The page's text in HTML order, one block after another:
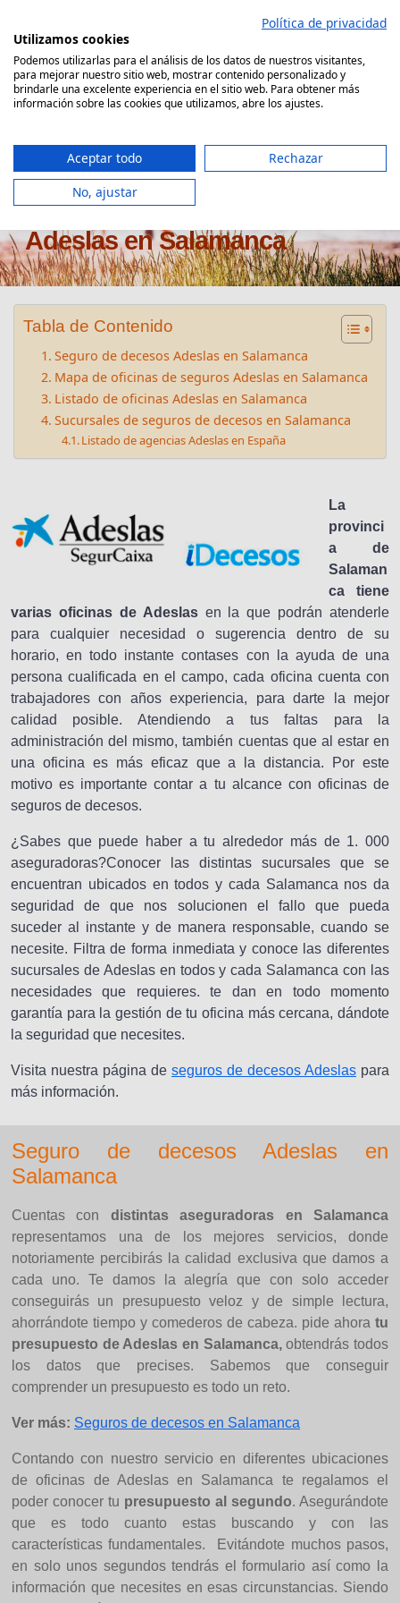
contenido
Comparador Seguro Decesos
Oficinas seguros de decesos
Adeslas en Salamanca
Tabla de Contenido
Seguro de decesos Adeslas en Salamanca
Mapa de oficinas de seguros Adeslas en Salamanca
Listado de oficinas Adeslas en Salamanca
Sucursales de seguros de decesos en Salamanca
Listado de agencias Adeslas en España
La
provinci
a de
Salaman
ca tiene
varias oficinas de Adeslasen la que podrán atenderle
para cualquier necesidad o sugerencia dentro de su
horario, en todo instante contases con la ayuda de una
persona cualificada en el campo, cada oficina cuenta con
trabajadores con años experiencia, para darte la mejor
calidad posible. Atendiendo a tus faltas para la
administración del mismo, también cuentas que al estar en
una oficina es más eficaz que a la distancia. Por este
motivo es importante contar a tu alcance con oficinas de
seguros de decesos.
¿Sabes que puede haber a tu alrededor más de 1. 000
aseguradoras?Conocer las distintas sucursales que se
encuentran ubicados en todos y cada Salamanca nos da
seguridad de que nos solucionen el fallo que pueda
suceder al instante y de manera responsable, cuando se
necesite. Filtra de forma inmediata y conoce las diferentes
sucursales de Adeslas en todos y cada Salamanca con las
necesidades que requieres. te dan en todo momento
garantía para la gestión de tu oficina más cercana, dándote
la seguridad que necesites.
Visita nuestra página de seguros de decesos Adeslas para
más información.
Seguro de decesos Adeslas en
Salamanca
Cuentas con distintas aseguradoras en Salamanca
representamos una de los mejores servicios, donde
notoriamente percibirás la calidad exclusiva que damos a
cada uno. Te damos la alegría que con solo acceder
conseguirás un presupuesto veloz y de simple lectura,
ahorrándote tiempo y comederos de cabeza. pide ahora tu
presupuesto de Adeslas en Salamanca,obtendrás todos
los datos que precises. Sabemos que conseguir
comprender un presupuesto es todo un reto.
Ver más: Seguros de decesos en Salamanca
Contando con nuestro servicio en diferentes ubicaciones
de oficinas de Adeslas en Salamanca te regalamos el
poder conocer tu presupuesto al segundo. Asegurándote
que es todo cuanto estas buscando y con las
características fundamentales. Evitándote muchos pasos,
en solo unos segundos tendrás el formulario así como la
información que necesites en esas circunstancias. Siendo
Política de privacidad
Utilizamos cookies
Podemos utilizarlas para el análisis de los datos de nuestros visitantes,
para mejorar nuestro sitio web, mostrar contenido personalizado y
brindarle una excelente experiencia en el sitio web. Para obtener más
información sobre las cookies que utilizamos, abre los ajustes.
Aceptar todo
Rechazar
No, ajustar